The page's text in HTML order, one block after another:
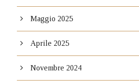
Maggio 2025
Aprile 2025
Novembre 2024